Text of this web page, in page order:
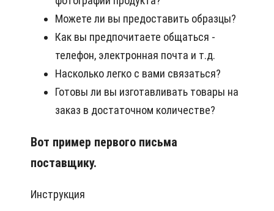
Можете ли вы предоставить образцы?
Как вы предпочитаете общаться -
телефон, электронная почта и т.д.
Насколько легко с вами связаться?
Готовы ли вы изготавливать товары на
заказ в достаточном количестве?
Вот пример первого письма
поставщику.
Инструкция